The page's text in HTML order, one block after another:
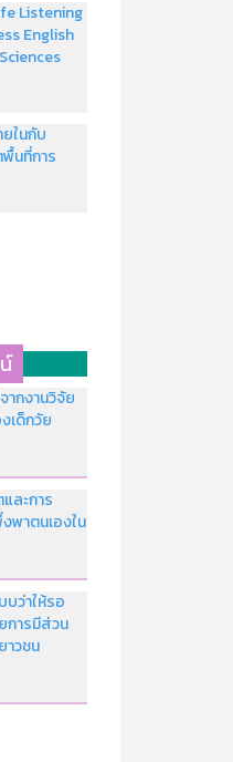
Listening
English
ในกับ
นที่การ
ากงานวิจัย
เด็กวัย
ละการ
พาตนเองใน
ว่าให้รอ
การมีส่วน
าวชน